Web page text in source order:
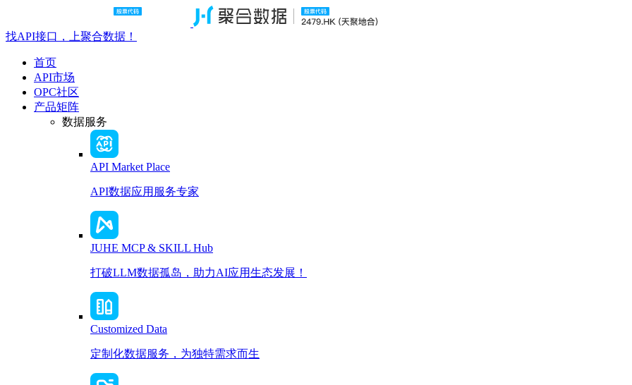
找API接口，上聚合数据！
首页
API市场
OPC社区
产品矩阵
数据服务
API Market Place
API数据应用服务专家
JUHE MCP & SKILL Hub
打破LLM数据孤岛，助力AI应用生态发展！
Customized Data
定制化数据服务，为独特需求而生